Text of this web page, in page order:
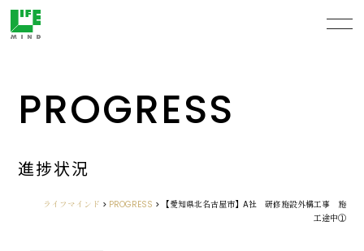
PROGRESS
進捗状況
ライフマインド > PROGRESS >
【愛知県北名古屋市】A社 研修施設外構工事 施
工途中①